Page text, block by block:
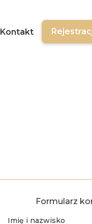
Kontakt
Formularz
Imię i nazwisko